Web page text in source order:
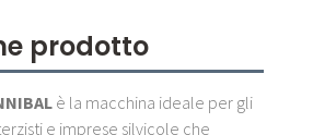
prodotto
è la macchina ideale per gli
e imprese silvicole che